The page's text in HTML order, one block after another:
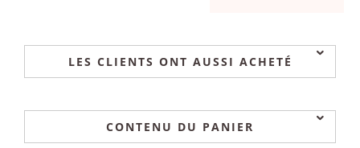
LES CLIENTS ONT AUSSI ACHETÉ
CONTENU DU PANIER